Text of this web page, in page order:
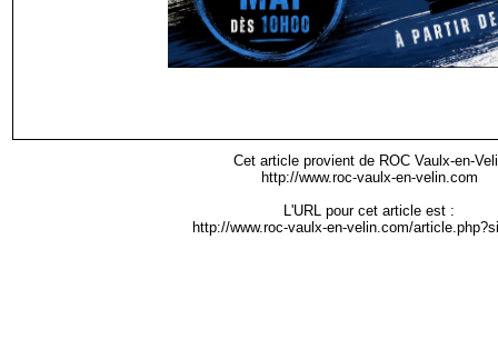
Cet article provient de ROC Vaulx-en-
http://www.roc-vaulx-en-velin.com
L'URL pour cet article est :
http://www.roc-vaulx-en-velin.com/